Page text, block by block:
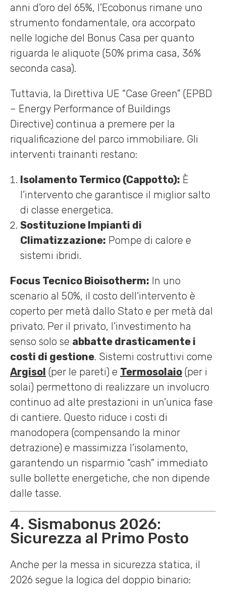
anni d’oro del 65%, l’Ecobonus rimane uno
strumento fondamentale, ora accorpato
nelle logiche del Bonus Casa per quanto
riguarda le aliquote (50% prima casa, 36%
seconda casa).
Tuttavia, la Direttiva UE “Case Green” (EPBD
– Energy Performance of Buildings
Directive) continua a premere per la
riqualificazione del parco immobiliare. Gli
interventi trainanti restano:
Isolamento Termico (Cappotto): È
l’intervento che garantisce il miglior salto
di classe energetica.
Sostituzione Impianti di
Climatizzazione: Pompe di calore e
sistemi ibridi.
Focus Tecnico Bioisotherm: In uno
scenario al 50%, il costo dell’intervento è
coperto per metà dallo Stato e per metà dal
privato. Per il privato, l’investimento ha
senso solo se abbatte drasticamente i
costi di gestione. Sistemi costruttivi come
Argisol (per le pareti) e Termosolaio (per i
solai) permettono di realizzare un involucro
continuo ad alte prestazioni in un’unica fase
di cantiere. Questo riduce i costi di
manodopera (compensando la minor
detrazione) e massimizza l’isolamento,
garantendo un risparmio “cash” immediato
sulle bollette energetiche, che non dipende
dalle tasse.
4. Sismabonus 2026:
Sicurezza al Primo Posto
Anche per la messa in sicurezza statica, il
2026 segue la logica del doppio binario: